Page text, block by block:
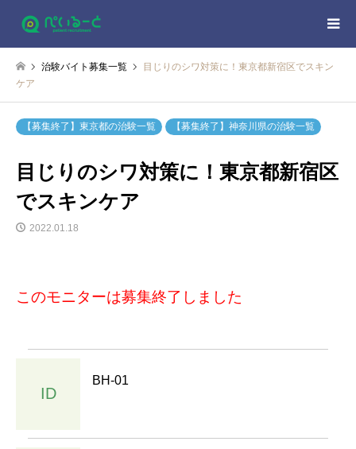
治験バイト募集一覧
目じりのシワ対策に！東京都新宿区でスキン
ケア
【募集終了】東京都の治験一覧 【募集終了】神奈川県の治験一覧
目じりのシワ対策に！東京都新宿区
でスキンケア
2022.01.18
このモニターは募集終了しました
ID
BH-01